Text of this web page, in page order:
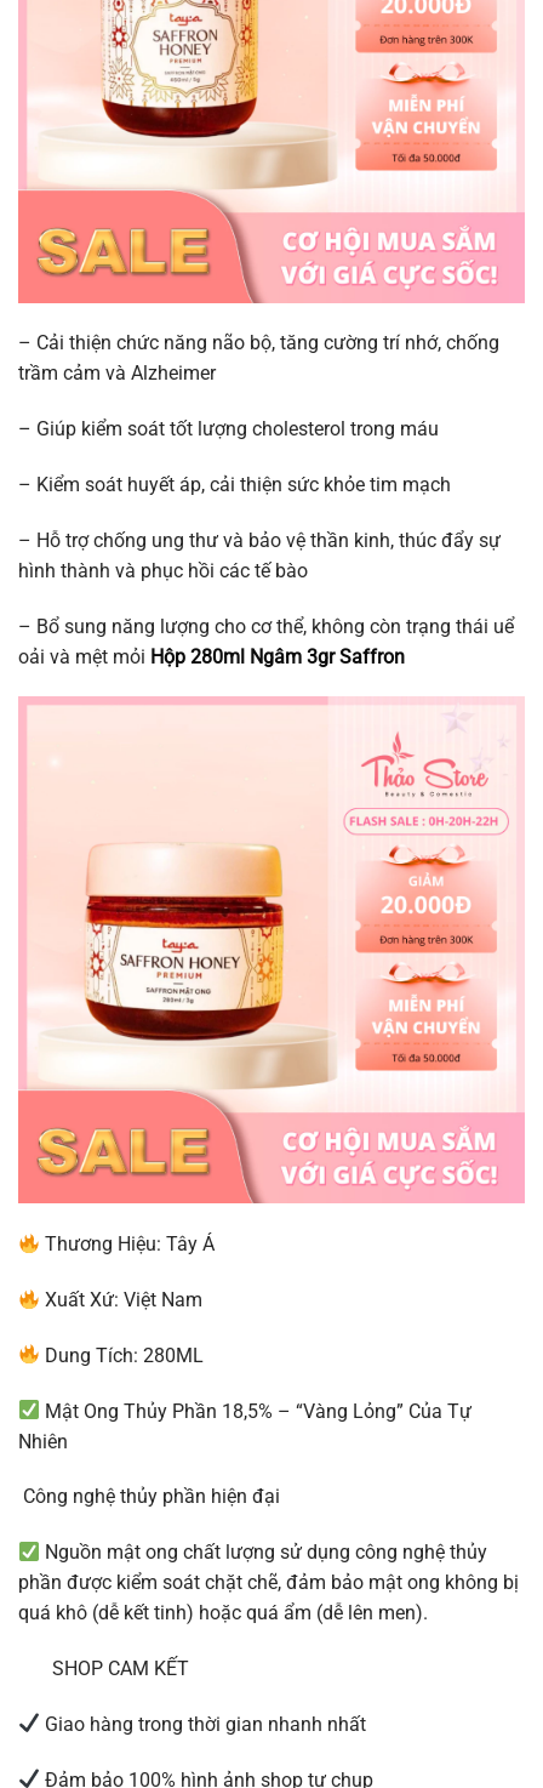
– Cải thiện chức năng não bộ, tăng cường trí nhớ, chống
trầm cảm và Alzheimer
– Giúp kiểm soát tốt lượng cholesterol trong máu
– Kiểm soát huyết áp, cải thiện sức khỏe tim mạch
– Hỗ trợ chống ung thư và bảo vệ thần kinh, thúc đẩy sự
hình thành và phục hồi các tế bào
– Bổ sung năng lượng cho cơ thể, không còn trạng thái uể
oải và mệt mỏi Hộp 280ml Ngâm 3gr Saffron
Thương Hiệu: Tây Á
Xuất Xứ: Việt Nam
Dung Tích: 280ML
Mật Ong Thủy Phần 18,5% – “Vàng Lỏng” Của Tự
Nhiên
Công nghệ thủy phần hiện đại
Nguồn mật ong chất lượng sử dụng công nghệ thủy
phần được kiểm soát chặt chẽ, đảm bảo mật ong không bị
quá khô (dễ kết tinh) hoặc quá ẩm (dễ lên men).
SHOP CAM KẾT
Giao hàng trong thời gian nhanh nhất
Đảm bảo 100% hình ảnh shop tự chụp